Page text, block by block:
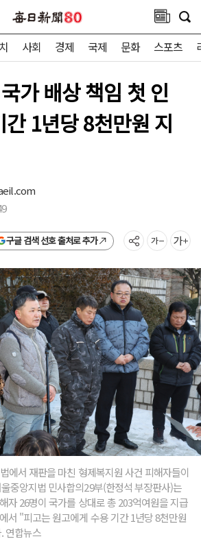
사회 경제 국제 문화 스포츠
가 배상 책임 첫 인
1년당 8천만원 지
구글 검색 선호 출처로 추가
에서 재판을 마친 형제복지원 사건 피해자들이
중앙지법 민사합의29부(한정석 부장판사)는
자 26명이 국가를 상대로 총 203억여원을 지급
서 "피고는 원고에게 수용 기간 1년당 8천만원
연합뉴스